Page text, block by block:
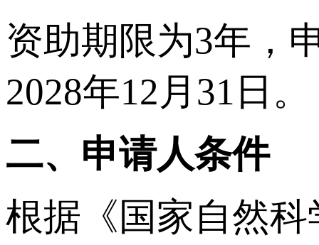
资助期限为3年，
2028年12月31日。
二、 申请人条件
根据《国家自然